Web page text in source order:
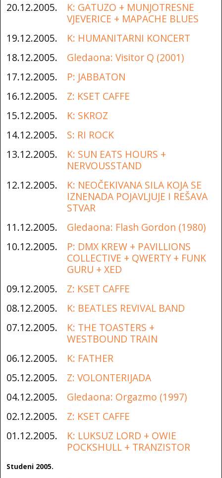
20.12.2005.
K: GATUZO + MUNJOTRESNE
VJEVERICE + MAPACHE BLUES
19.12.2005.
K: HUMANITARNI KONCERT
18.12.2005.
Gledaona: Visitor Q (2001)
17.12.2005.
P: JABBATON
16.12.2005.
Z: KSET CAFFE
15.12.2005.
K: SKROZ
14.12.2005.
S: RI ROCK
13.12.2005.
K: SUN EATS HOURS +
NERVOUSSTAND
12.12.2005.
K: NEOČEKIVANA SILA KOJA SE
IZNENADA POJAVLJUJE I REŠAVA
STVAR
11.12.2005.
Gledaona: Flash Gordon (1980)
10.12.2005.
P: DMX KREW + PAVILLIONS
COLLECTIVE + QWERTY + FUNK
GURU + XED
09.12.2005.
Z: KSET CAFFE
08.12.2005.
K: BEATLES REVIVAL BAND
07.12.2005.
K: THE TOASTERS +
WESTBOUND TRAIN
06.12.2005.
K: FATHER
05.12.2005.
Z: VOLONTERIJADA
04.12.2005.
Gledaona: Orgazmo (1997)
02.12.2005.
Z: KSET CAFFE
01.12.2005.
K: LUKSUZ LORD + OWIE
POCKSHULL + TRANZISTOR
Studeni 2005.